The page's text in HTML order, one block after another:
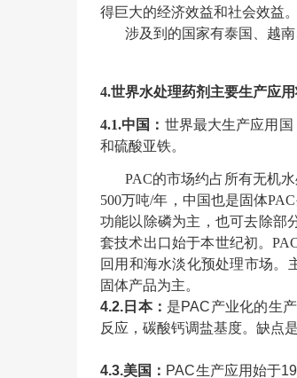
得巨大的经济效益和社会效益。
涉及到的国家有泰国、越
4.世界水处理药剂主要生产应
4.1.中国： 世界最大生产应用
和硫酸亚铁。
PAC的市场约占所有无机
500万吨/年，中国也是固体
功能以除磷为主，也可去除部
套技术出口始于本世纪初。
回用和海水淡化预处理市场。
固体产品为主。
4.2.日本： 是PAC产业化的生
反应，碳酸钙调盐基度。缺点
4.3.美国： PAC生产应用始于